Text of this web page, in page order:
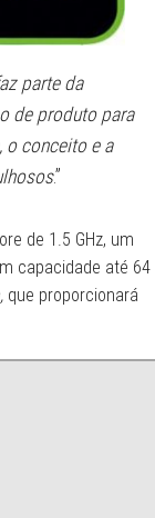
parte da
de produto para
o conceito e a
.”
de 1.5 GHz, um
capacidade até 64
que proporcionará